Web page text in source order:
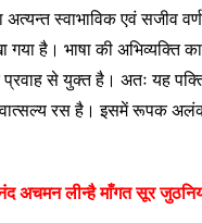
स्वाभाविक एवं सजीव
गया है। भाषा की अभिव्यक्ति
से युक्त है। अतः यह पक्ति
वात्सल्य रस है। इसमें रूपक
अचमन लीन्है माँगत सूर